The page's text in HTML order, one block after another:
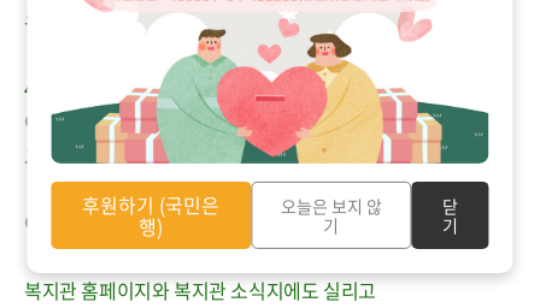
우리 동네 정겨운 빵집입니다.
4.
이렇게 재미있는 이야기가 자주 생깁니다.
그 때마다 사장님께서 문자로 이야기를 전해줍니다.
이 이야기가 다양한 방식으로 동네에 많이 퍼져나가겠지요.
복지관 홈페이지와 복지관 소식지에도 실리고
후원하기 (국민은
행)
오늘은 보지 않
기
닫
기